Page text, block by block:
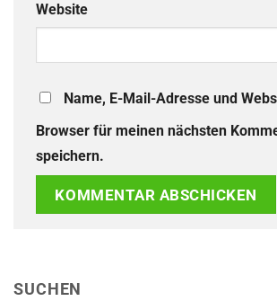
Website
Name, E-Mail-Adresse und
Browser für meinen nächsten
speichern.
SUCHEN